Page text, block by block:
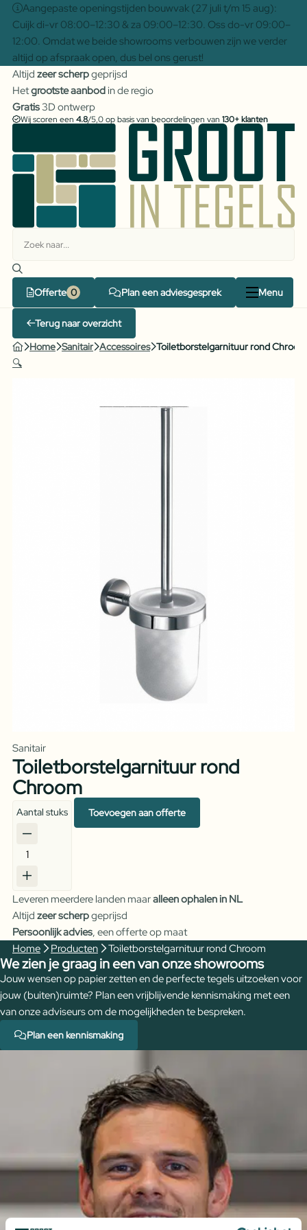
Aangepaste openingstijden bouwvak (27 juli t/m 15 aug):
Cuijk di-vr 08:00–12:30 & za 09:00–12:30. Oss do-vr 09:00–
12:00. Omdat we beide showrooms verbouwen zijn we verder
altijd op afspraak open, dus bel ons gerust!
Altijd zeer scherpgeprijsd
Hetgrootste aanbodin de regio
Gratis3D ontwerp
Wij scoren een 4.8/5,0 op basis van beoordelingen van 130+ klanten
Offerte Plan een adviesgesprek Menu
Terug naar overzicht
Home Sanitair Accessoires Toiletborstelgarnituur rond Chroom
🔍
Sanitair
Toiletborstelgarnituur rond
Chroom
Toiletborstelgarnituur
rond
aantal
Aantal stuks Toevoegen aan offerte
Leveren meerdere landen maaralleen ophalen in NL
Altijd zeer scherpgeprijsd
Persoonlijk advies, een offerte op maat
Home
Producten Toiletborstelgarnituur rond Chroom
We zien je graag in een van onze showrooms
Jouw wensen op papier zetten en de perfecte tegels uitzoeken voor
jouw (buiten)ruimte? Plan een vrijblijvende kennismaking met een
van onze adviseurs om de mogelijkheden te bespreken.
Plan een kennismaking